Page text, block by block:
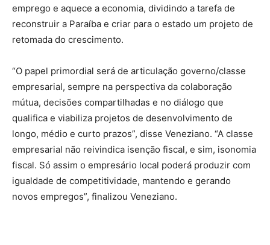
emprego e aquece a economia, dividindo a tarefa de
reconstruir a Paraíba e criar para o estado um projeto de
retomada do crescimento.
“O papel primordial será de articulação governo/classe
empresarial, sempre na perspectiva da colaboração
mútua, decisões compartilhadas e no diálogo que
qualifica e viabiliza projetos de desenvolvimento de
longo, médio e curto prazos”, disse Veneziano. “A classe
empresarial não reivindica isenção fiscal, e sim, isonomia
fiscal. Só assim o empresário local poderá produzir com
igualdade de competitividade, mantendo e gerando
novos empregos”, finalizou Veneziano.